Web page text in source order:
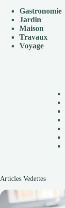
Gastronomie
Jardin
Maison
Travaux
Voyage
Articles Vedettes